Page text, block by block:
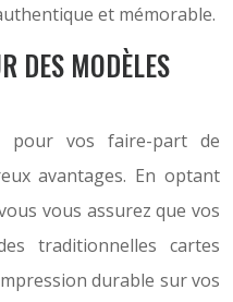
et mémorable.
DES MODÈLES
pour vos faire-part de
avantages. En optant
vous assurez que vos
traditionnelles cartes
durable sur vos